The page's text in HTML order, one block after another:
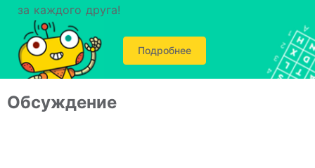
за каждого друга!
Подробнее
Обсуждение